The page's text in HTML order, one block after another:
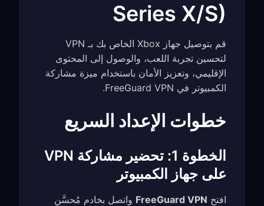
Series X/S)
قم بتوصيل جهاز Xbox الخاص بك بـ VPN
لتحسين تجربة اللعب، والوصول إلى المحتوى
الإقليمي، وتعزيز الأمان باستخدام ميزة مشاركة
الكمبيوتر في FreeGuard VPN.
خطوات الإعداد السريع
الخطوة 1: تحضير مشاركة VPN
على جهاز الكمبيوتر
افتح FreeGuard VPN واتصل بخادم مُحسَّن